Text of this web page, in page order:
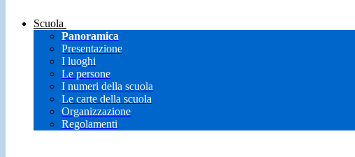
Scuola
Panoramica
Presentazione
I luoghi
Le persone
I numeri della scuola
Le carte della scuola
Organizzazione
Regolamenti